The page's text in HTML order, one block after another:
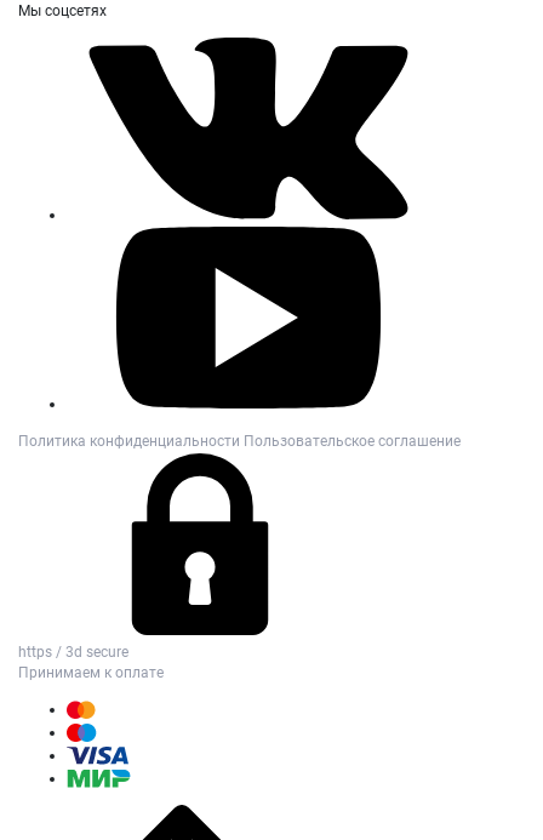
Мы соцсетях
Политика конфиденциальности Пользовательское соглашение
https / 3d secure
Принимаем к оплате